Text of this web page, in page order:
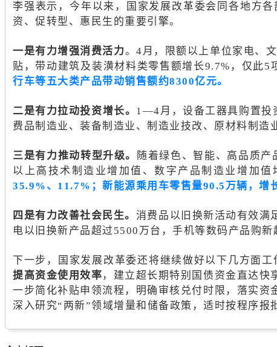
李强表示，今年以来，国家发展改革委会同各地方
资、促转型、惠民生的重要引擎。
一是有力增强消费活力。4月，限额以上单位家电、
贴，带动建筑及装潢材料类零售额增长9.7%，仅此
行车等五大类产品带动销售额约8300亿元。
二是有力拉动投资增长。 1—4月，设备工器具购置投
费品制造业、装备制造业、制造业技改、原材料制造
三是有力推动转型升级。
随着绿色、智能、高品质
以上高技术制造业增加值、数字产品制造业增加值
35.9%、11.7%；新能源乘用车零售量90.5万辆，增
四是有力改善社会民生。 消费品以旧换新活动有效满
电以旧换新产品超过5500万台，手机等数码产品购
下一步，国家发展改革委还将继续做好以下几方面工
提高资金使用效率 ，建立超长期特别国债资金直达
一步简化补贴申领流程，明确审核兑付时限，落实资
深入研究“两新”领域增量和储备政策，适时按程序报